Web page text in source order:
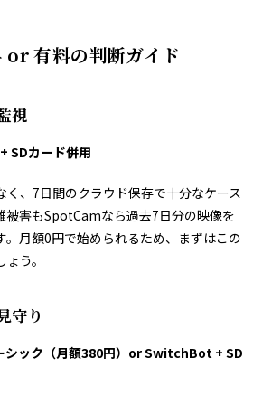
or 有料の判断ガイド
視
SDカード併用
、7日間のクラウド保存で十分なケース
被害もSpotCamなら過去7日分の映像を
。月額0円で始められるため、まずはこの
う。
守り
シック（月額380円）or SwitchBot + SD